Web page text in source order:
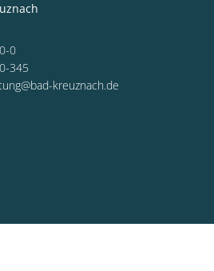
0
345
kreuznach.de